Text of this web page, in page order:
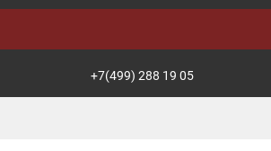
+7(499) 288 19 05